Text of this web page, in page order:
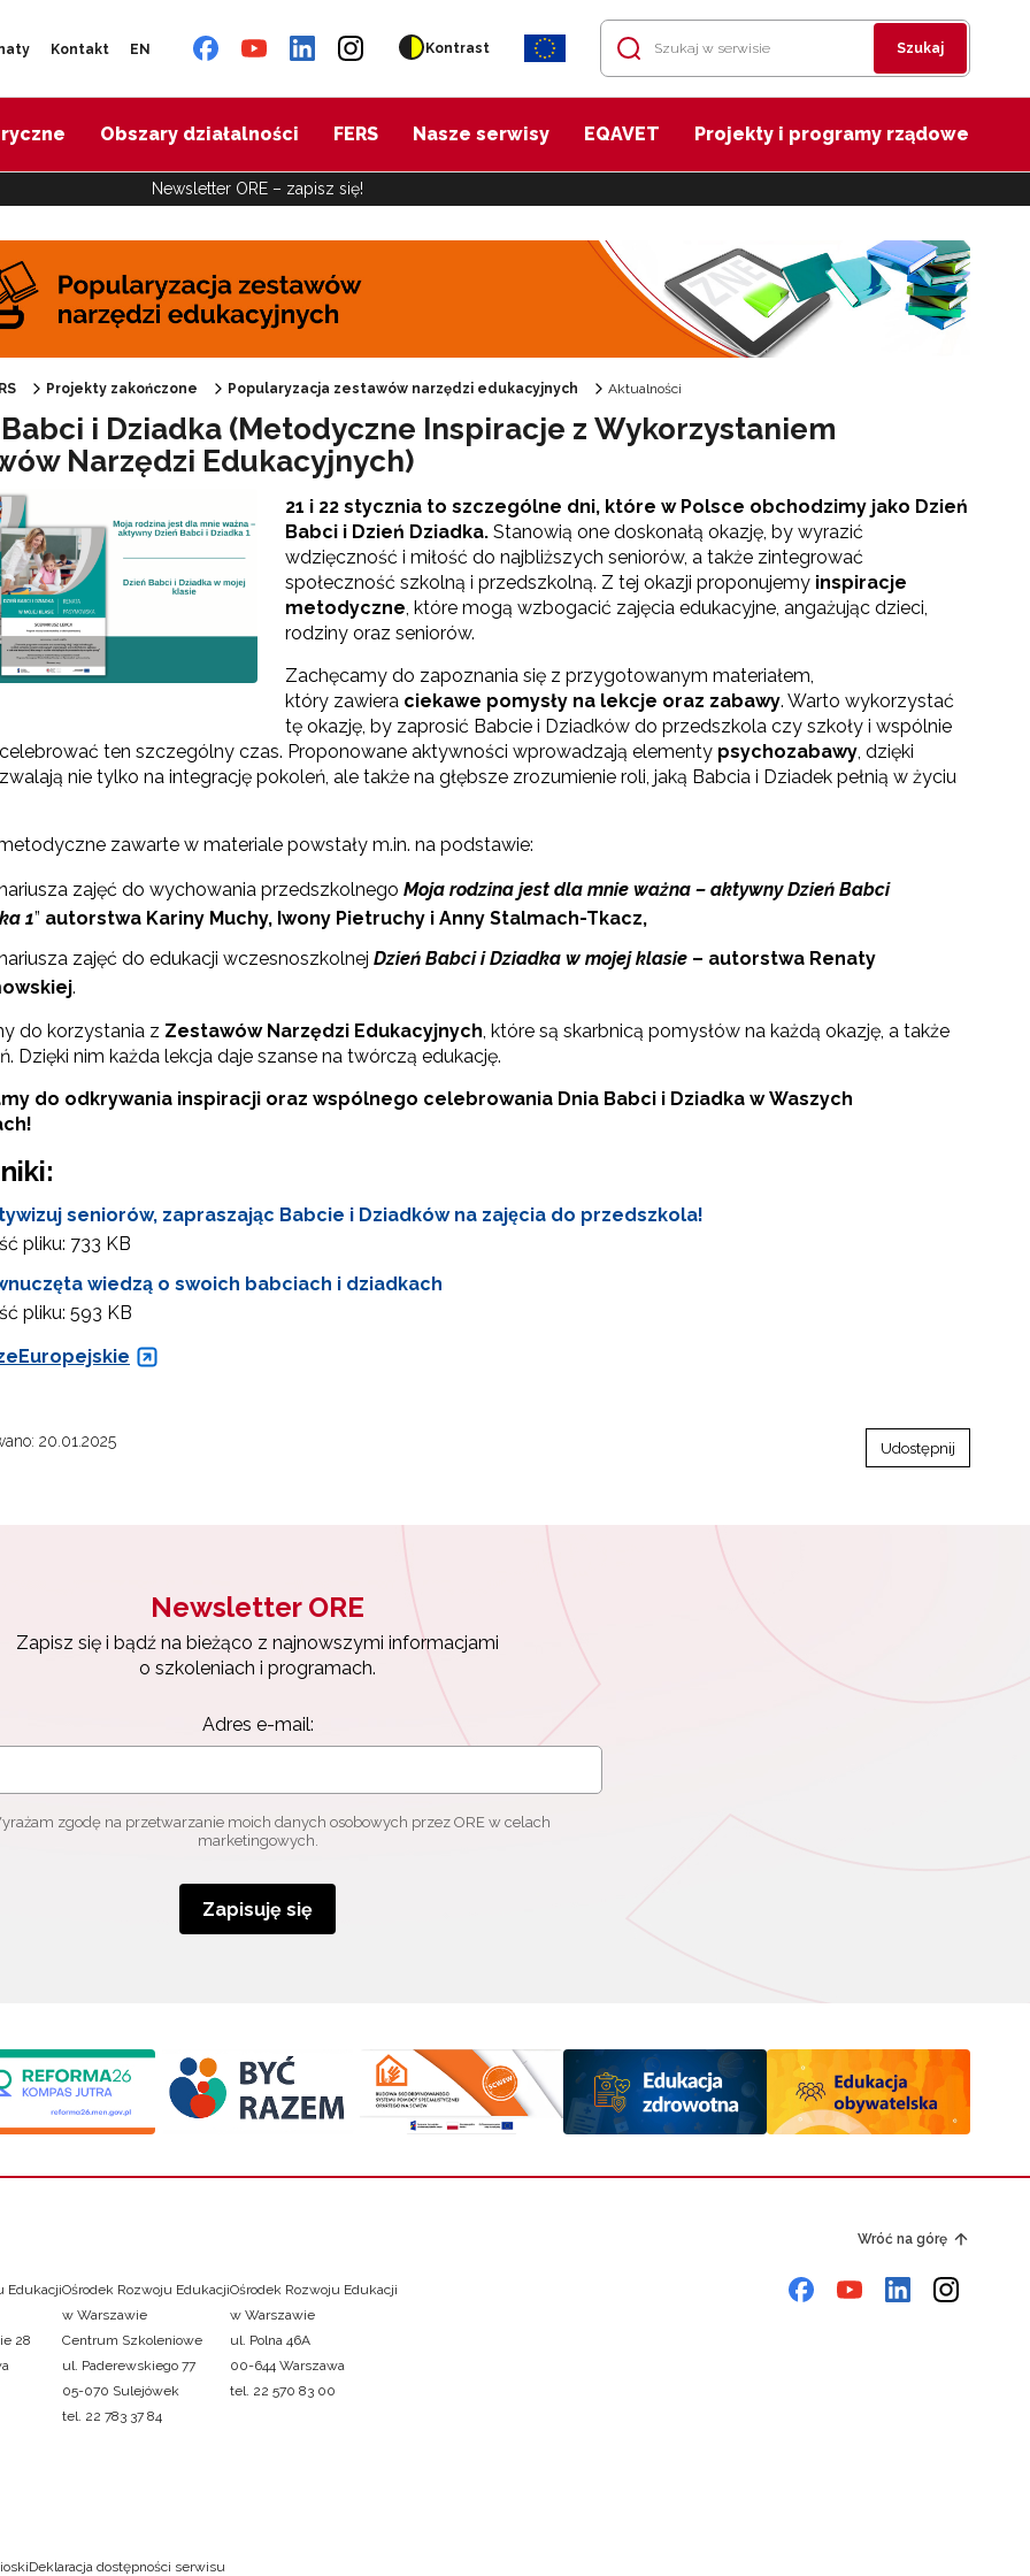
Kontakt EN Kontrast Szukaj
Obszary działalności FERS Nasze serwisy EQAVET Projekty i programy rządowe
Newsletter ORE – zapisz się!
zestawów narzędzi edukacyjnych"
wsparcia"
Projekty zakończone Popularyzacja zestawów narzędzi edukacyjnych Aktualności
i Dziadka (Metodyczne Inspiracje z Wykorzystaniem
Narzędzi Edukacyjnych)
21 i 22 stycznia to szczególne dni, które w Polsce obchodzimy jako Dzień
Babci i Dzień Dziadka. Stanowią one doskonałą okazję, by wyrazić
wdzięczność i miłość do najbliższych seniorów, a także zintegrować
społeczność szkolną i przedszkolną. Z tej okazji proponujemy inspiracje
metodyczne, które mogą wzbogacić zajęcia edukacyjne, angażując dzieci,
rodziny oraz seniorów.
Zachęcamy do zapoznania się z przygotowanym materiałem,
który zawiera ciekawe pomysły na lekcje oraz zabawy. Warto wykorzystać
tę okazję, by zaprosić Babcie i Dziadków do przedszkola czy szkoły i wspólnie
ten szczególny czas. Proponowane aktywności wprowadzają elementy psychozabawy, dzięki
nie tylko na integrację pokoleń, ale także na głębsze zrozumienie roli, jaką Babcia i Dziadek pełnią w życiu
zawarte w materiale powstały m.in. na podstawie:
zajęć do wychowania przedszkolnego Moja rodzina jest dla mnie ważna – aktywny Dzień Babci
1” autorstwa Kariny Muchy, Iwony Pietruchy i Anny Stalmach-Tkacz,
zajęć do edukacji wczesnoszkolnej Dzień Babci i Dziadka w mojej klasie – autorstwa Renaty
.
do korzystania z Zestawów Narzędzi Edukacyjnych, które są skarbnicą pomysłów na każdą okazję, a także
Dzięki nim każda lekcja daje szanse na twórczą edukację.
do odkrywania inspiracji oraz wspólnego celebrowania Dnia Babci i Dziadka w Waszych
seniorów, zapraszając Babcie i Dziadków na zajęcia do przedszkola!
pliku: 733 KB
wiedzą o swoich babciach i dziadkach
pliku: 593 KB
20.01.2025 Udostępnij
Newsletter ORE
Zapisz się i bądź na bieżąco z najnowszymi informacjami
o szkoleniach i programach.
Adres e-mail:
zgodę na przetwarzanie moich danych osobowych przez ORE w celach
marketingowych.
Zapisuję się
Wróć na górę
Edukacji
28
Ośrodek Rozwoju Edukacji
w Warszawie
Centrum Szkoleniowe
ul. Paderewskiego 77
05-070 Sulejówek
tel. 22 783 37 84
Ośrodek Rozwoju Edukacji
w Warszawie
ul. Polna 46A
00-644 Warszawa
tel. 22 570 83 00
Deklaracja dostępności serwisu
się i bądź na bieżąco z najnowszymi informacjami
i programach.
e-mail: